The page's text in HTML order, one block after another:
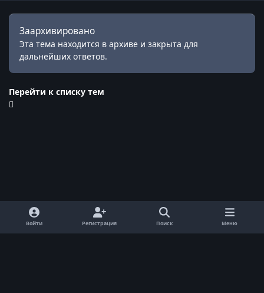
Заархивировано
Эта тема находится в архиве и закрыта для
дальнейших ответов.
Перейти к списку тем
Войти Регистрация Поиск Меню